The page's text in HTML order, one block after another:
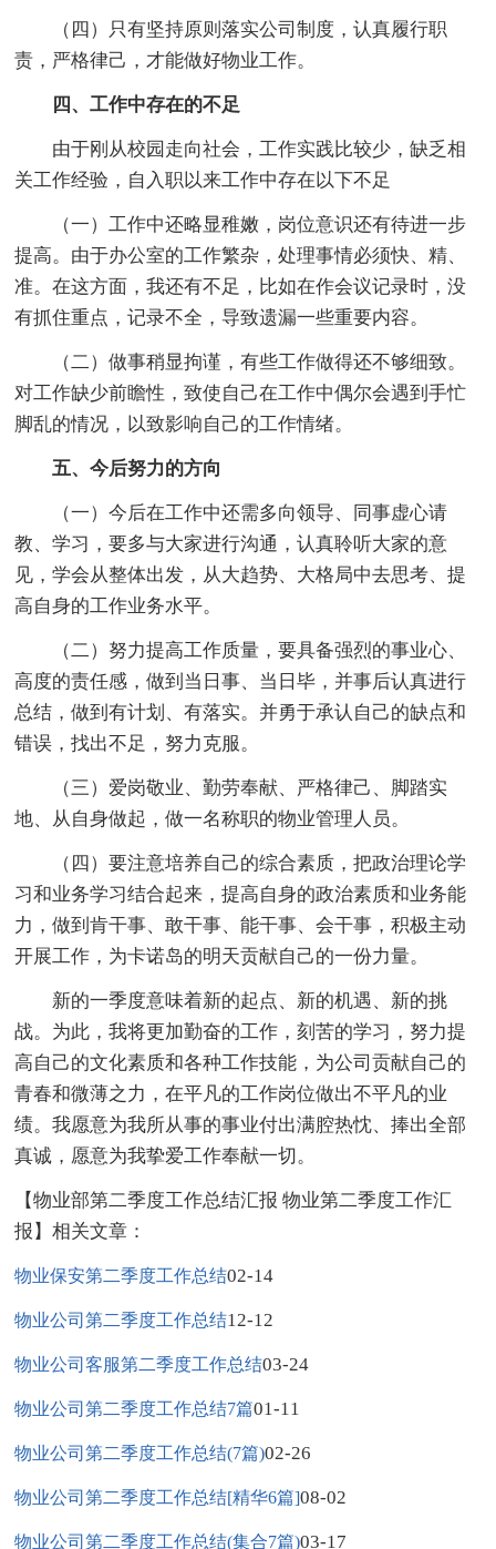
（四）只有坚持原则落实公司制度，认真履行职
责，严格律己，才能做好物业工作。
四、工作中存在的不足
由于刚从校园走向社会，工作实践比较少，缺乏相
关工作经验，自入职以来工作中存在以下不足
（一）工作中还略显稚嫩，岗位意识还有待进一步
提高。由于办公室的工作繁杂，处理事情必须快、精、
准。在这方面，我还有不足，比如在作会议记录时，没
有抓住重点，记录不全，导致遗漏一些重要内容。
（二）做事稍显拘谨，有些工作做得还不够细致。
对工作缺少前瞻性，致使自己在工作中偶尔会遇到手忙
脚乱的情况，以致影响自己的工作情绪。
五、今后努力的方向
（一）今后在工作中还需多向领导、同事虚心请
教、学习，要多与大家进行沟通，认真聆听大家的意
见，学会从整体出发，从大趋势、大格局中去思考、提
高自身的工作业务水平。
（二）努力提高工作质量，要具备强烈的事业心、
高度的责任感，做到当日事、当日毕，并事后认真进行
总结，做到有计划、有落实。并勇于承认自己的缺点和
错误，找出不足，努力克服。
（三）爱岗敬业、勤劳奉献、严格律己、脚踏实
地、从自身做起，做一名称职的物业管理人员。
（四）要注意培养自己的综合素质，把政治理论学
习和业务学习结合起来，提高自身的政治素质和业务能
力，做到肯干事、敢干事、能干事、会干事，积极主动
开展工作，为卡诺岛的明天贡献自己的一份力量。
新的一季度意味着新的起点、新的机遇、新的挑
战。为此，我将更加勤奋的工作，刻苦的学习，努力提
高自己的文化素质和各种工作技能，为公司贡献自己的
青春和微薄之力，在平凡的工作岗位做出不平凡的业
绩。我愿意为我所从事的事业付出满腔热忱、捧出全部
真诚，愿意为我挚爱工作奉献一切。
【物业部第二季度工作总结汇报 物业第二季度工作汇
报】相关文章：
物业保安第二季度工作总结02-14
物业公司第二季度工作总结12-12
物业公司客服第二季度工作总结03-24
物业公司第二季度工作总结7篇01-11
物业公司第二季度工作总结(7篇)02-26
物业公司第二季度工作总结[精华6篇]08-02
物业公司第二季度工作总结(集合7篇)03-17